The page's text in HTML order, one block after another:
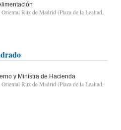
Ritz de Madrid (Plaza de la Lealtad,
y Ministra de Hacienda
Ritz de Madrid (Plaza de la Lealtad,